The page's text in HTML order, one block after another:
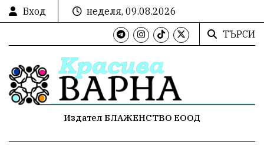
Вход
неделя, 09.08.2026
ТЪРСИ
Издател БЛАЖЕНСТВО ЕООД